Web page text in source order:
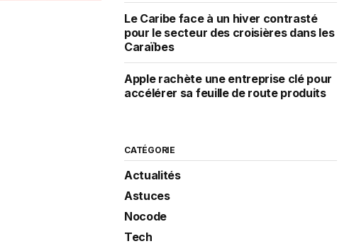
Le Caribe face à un hiver contrasté
pour le secteur des croisières dans les
Caraïbes
Apple rachète une entreprise clé pour
accélérer sa feuille de route produits
CATÉGORIE
Actualités
Astuces
Nocode
Tech